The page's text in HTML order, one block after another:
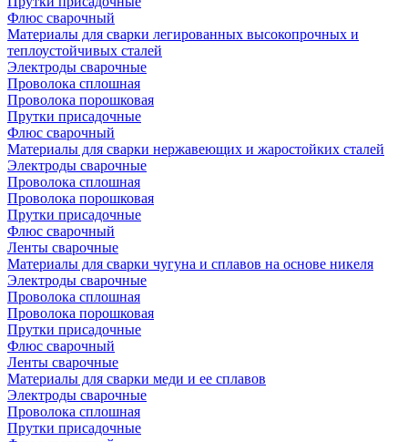
Флюс сварочный
Материалы для сварки легированных высокопрочных и
теплоустойчивых сталей
Электроды сварочные
Проволока сплошная
Проволока порошковая
Прутки присадочные
Флюс сварочный
Материалы для сварки нержавеющих и жаростойких сталей
Электроды сварочные
Проволока сплошная
Проволока порошковая
Прутки присадочные
Флюс сварочный
Ленты сварочные
Материалы для сварки чугуна и сплавов на основе никеля
Электроды сварочные
Проволока сплошная
Проволока порошковая
Прутки присадочные
Флюс сварочный
Ленты сварочные
Материалы для сварки меди и ее сплавов
Электроды сварочные
Проволока сплошная
Прутки присадочные